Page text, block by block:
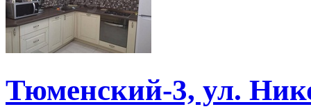
Тюменский-3, ул.